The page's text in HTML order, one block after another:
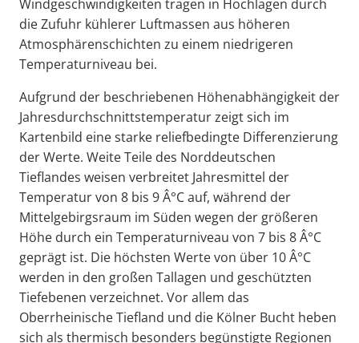
Windgeschwindigkeiten tragen in Hochlagen durch
die Zufuhr kühlerer Luftmassen aus höheren
Atmosphärenschichten zu einem niedrigeren
Temperaturniveau bei.
Aufgrund der beschriebenen Höhenabhängigkeit der
Jahresdurchschnittstemperatur zeigt sich im
Kartenbild eine starke reliefbedingte Differenzierung
der Werte. Weite Teile des Norddeutschen
Tieflandes weisen verbreitet Jahresmittel der
Temperatur von 8 bis 9 Â°C auf, während der
Mittelgebirgsraum im Süden wegen der größeren
Höhe durch ein Temperaturniveau von 7 bis 8 Â°C
geprägt ist. Die höchsten Werte von über 10 Â°C
werden in den großen Tallagen und geschützten
Tiefebenen verzeichnet. Vor allem das
Oberrheinische Tiefland und die Kölner Bucht heben
sich als thermisch besonders begünstigte Regionen